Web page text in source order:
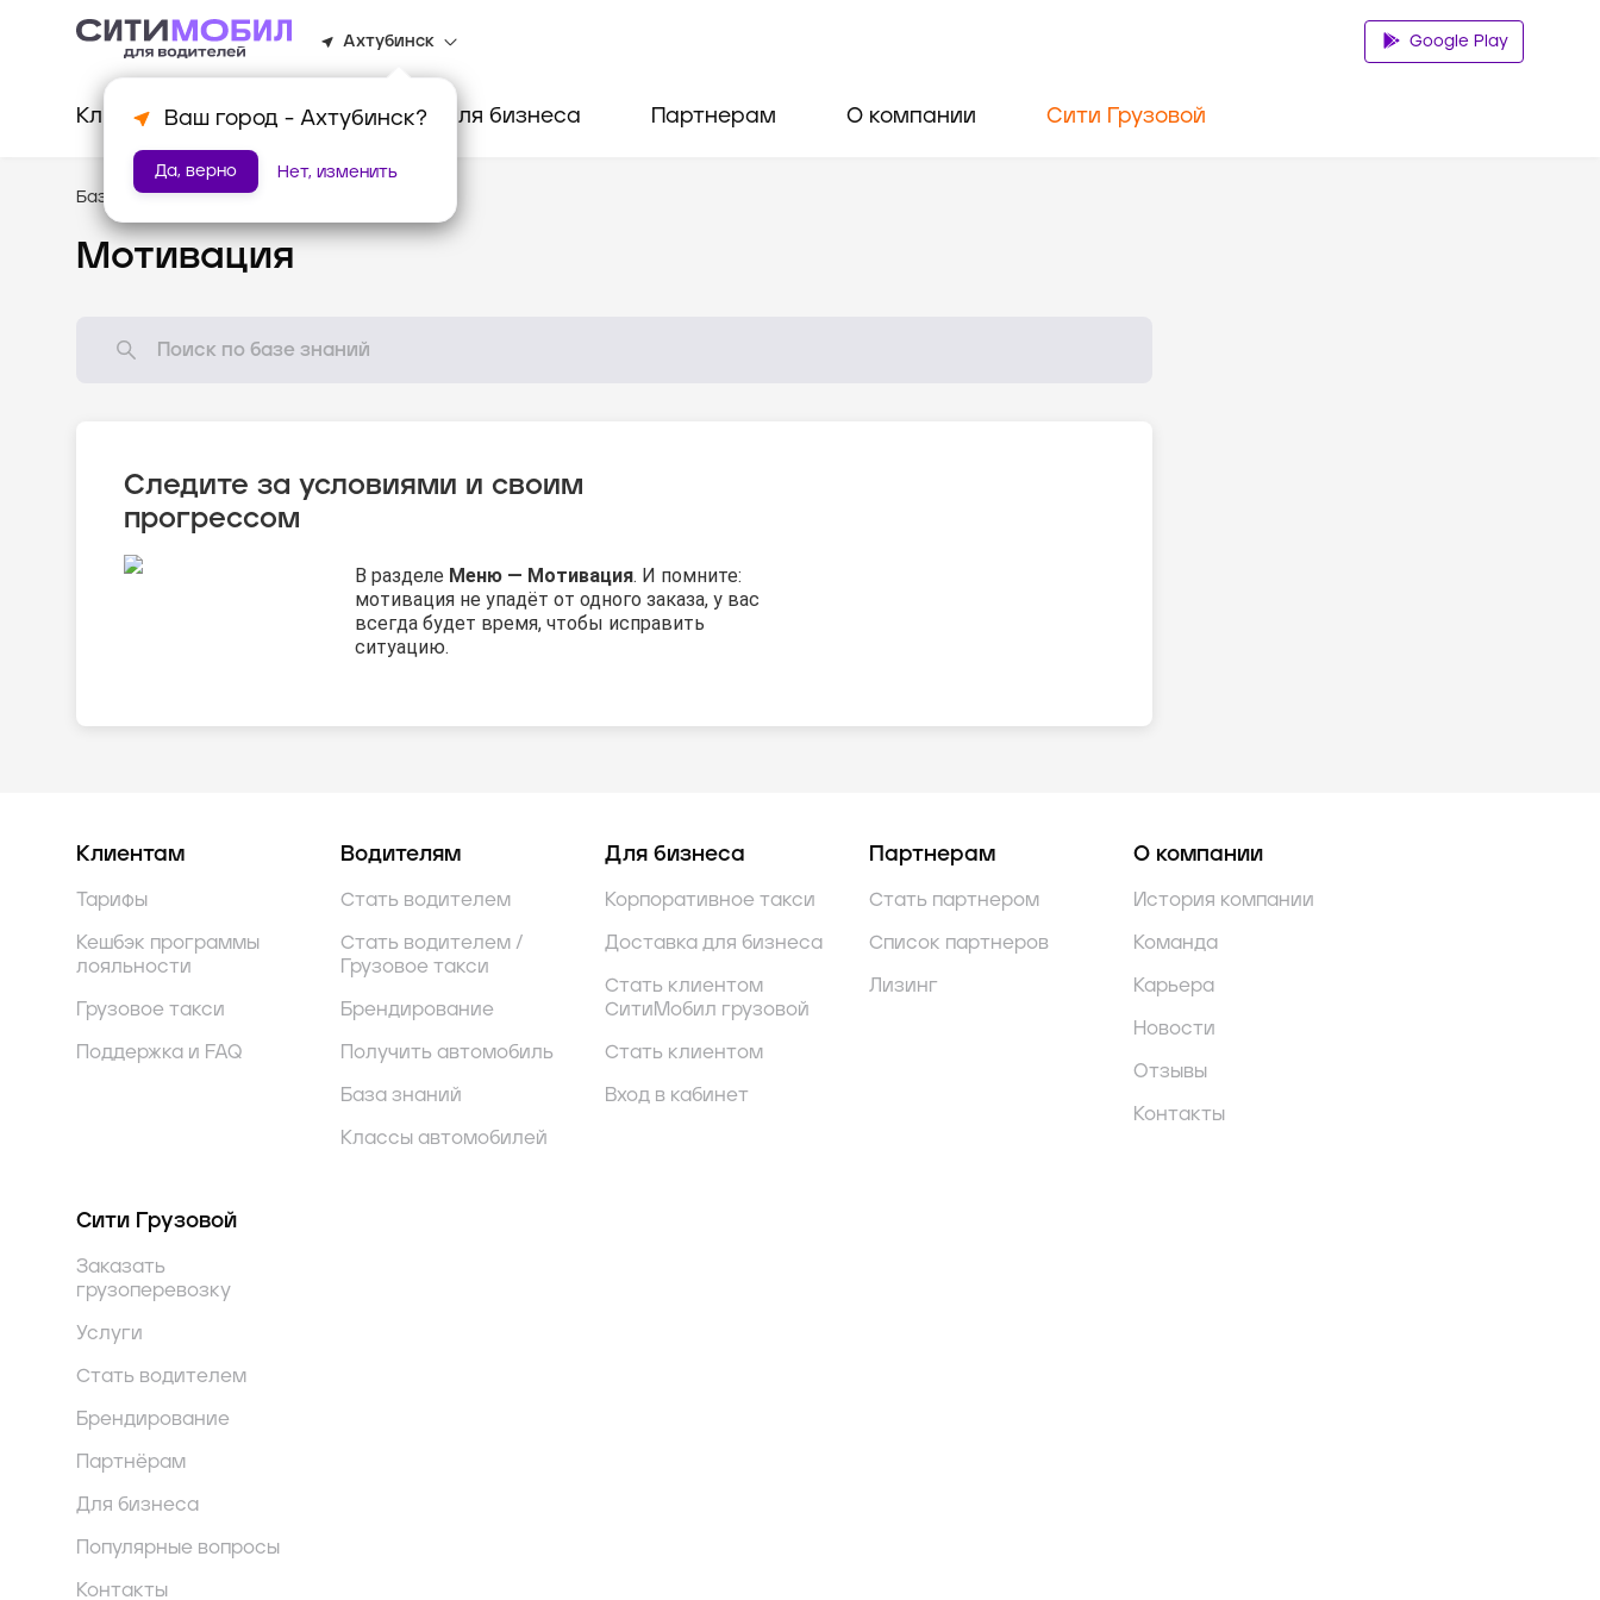
Ахтубинск
Ваш город - Ахтубинск?
Да, верно Нет, изменить
Google Play
Клиентам Водителям Для бизнеса Партнерам О компании Сити Грузовой
База знаний /Как всё устроено?
Мотивация
Следите за условиями и своим
прогрессом
В разделе Меню — Мотивация. И помните:
мотивация не упадёт от одного заказа, у вас
всегда будет время, чтобы исправить
ситуацию.
Клиентам
Тарифы
Кешбэк программы
лояльности
Грузовое такси
Поддержка и FAQ
Водителям
Стать водителем
Стать водителем /
Грузовое такси
Брендирование
Получить автомобиль
База знаний
Классы автомобилей
Для бизнеса
Корпоративное такси
Доставка для бизнеса
Стать клиентом
СитиМобил грузовой
Стать клиентом
Вход в кабинет
Партнерам
Стать партнером
Список партнеров
Лизинг
О компании
История компании
Команда
Карьера
Новости
Отзывы
Контакты
Сити Грузовой
Заказать
грузоперевозку
Услуги
Стать водителем
Брендирование
Партнёрам
Для бизнеса
Популярные вопросы
Контакты